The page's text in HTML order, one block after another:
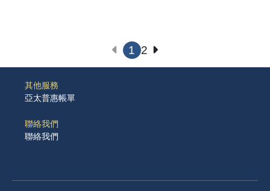
1 2
其他服務
亞太普惠帳單
聯絡我們
聯絡我們